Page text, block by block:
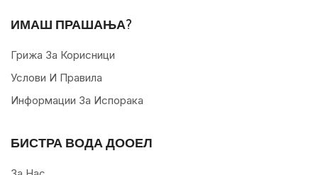
ИМАШ ПРАШАЊА?
Грижа За Корисници
Услови И Правила
Информации За Испорака
БИСТРА ВОДА ДООЕЛ